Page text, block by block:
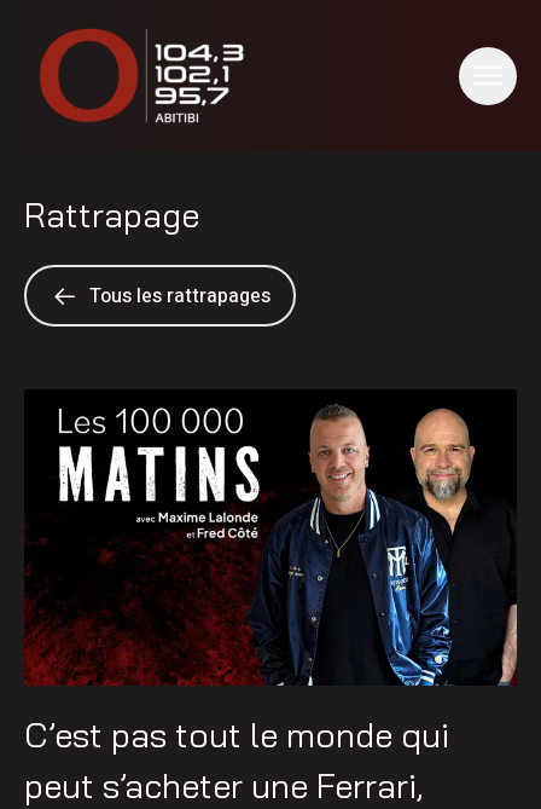
Rattrapage
Tous les rattrapages
C’est pas tout le monde qui
peut s’acheter une Ferrari,